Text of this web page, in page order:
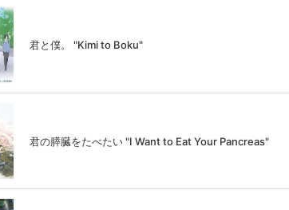
君と僕。 "Kimi to Boku"
君の膵臓をたべたい "I Want to Eat Your Pancreas"